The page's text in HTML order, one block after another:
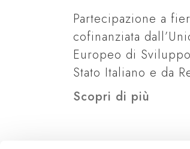
Partecipazione a
cofinanziata
Europeo di
Stato Italiano e da
Scopri di più